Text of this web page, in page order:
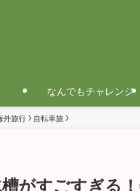
なんでもチャレンジ
外旅行 自転車旅
がすごすぎる